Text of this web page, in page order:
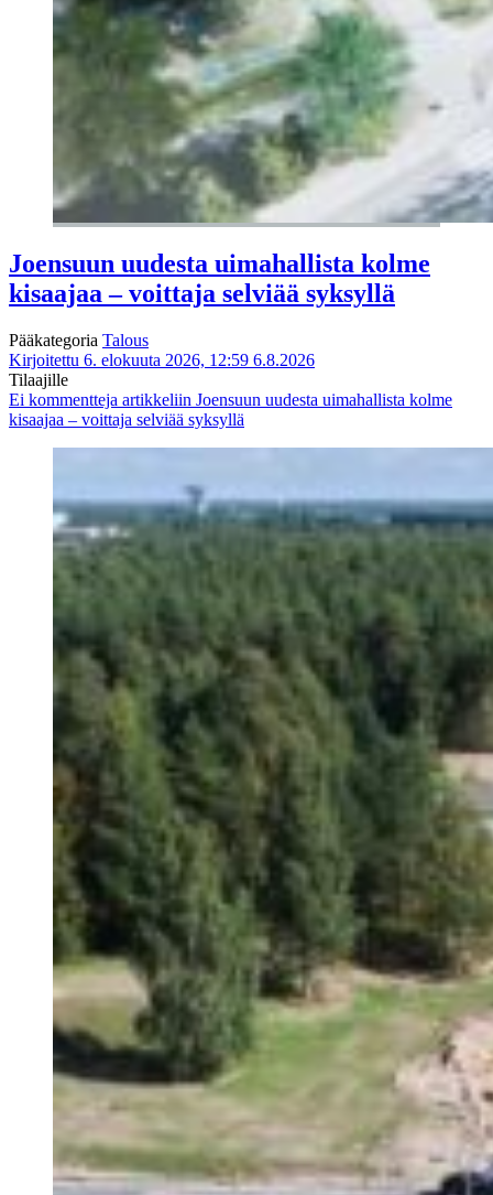
Joensuun uudesta uimahallista kolme
kisaajaa – voittaja selviää syksyllä
Pääkategoria Talous
Kirjoitettu 6. elokuuta 2026, 12:59 6.8.2026
Tilaajille
Ei kommentteja artikkeliin Joensuun uudesta uimahallista kolme
kisaajaa – voittaja selviää syksyllä